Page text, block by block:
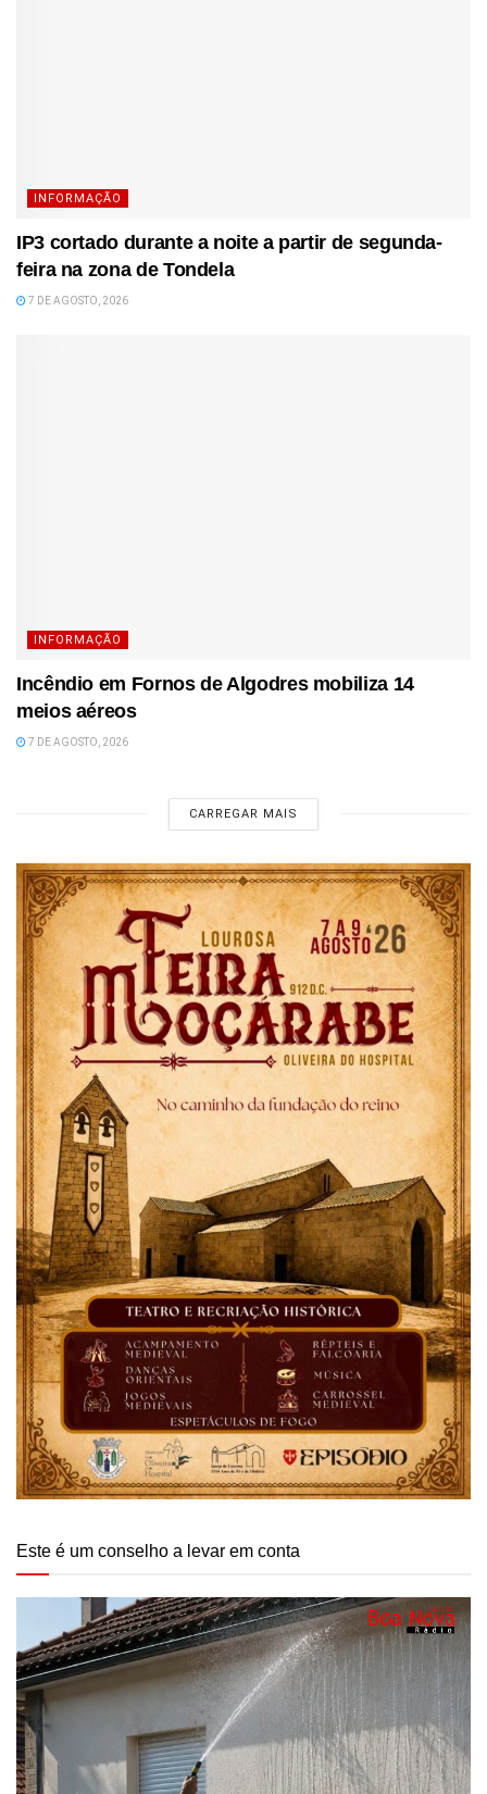
INFORMAÇÃO
IP3 cortado durante a noite a partir de segunda-
feira na zona de Tondela
7 DE AGOSTO, 2026
INFORMAÇÃO
Incêndio em Fornos de Algodres mobiliza 14
meios aéreos
7 DE AGOSTO, 2026
CARREGAR MAIS
Este é um conselho a levar em conta